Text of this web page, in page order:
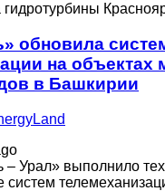
гидротурбины
обновила
на объектах
в Башкирии
Урал» выполнило